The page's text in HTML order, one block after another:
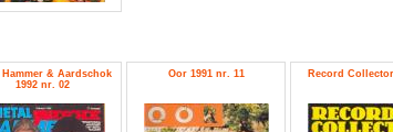
Hammer & Aardschok
1992 nr. 02
Oor 1991 nr. 11 Record